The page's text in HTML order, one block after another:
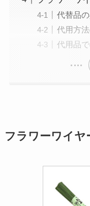
代替品
代用方
代用品
フラワーワイヤ